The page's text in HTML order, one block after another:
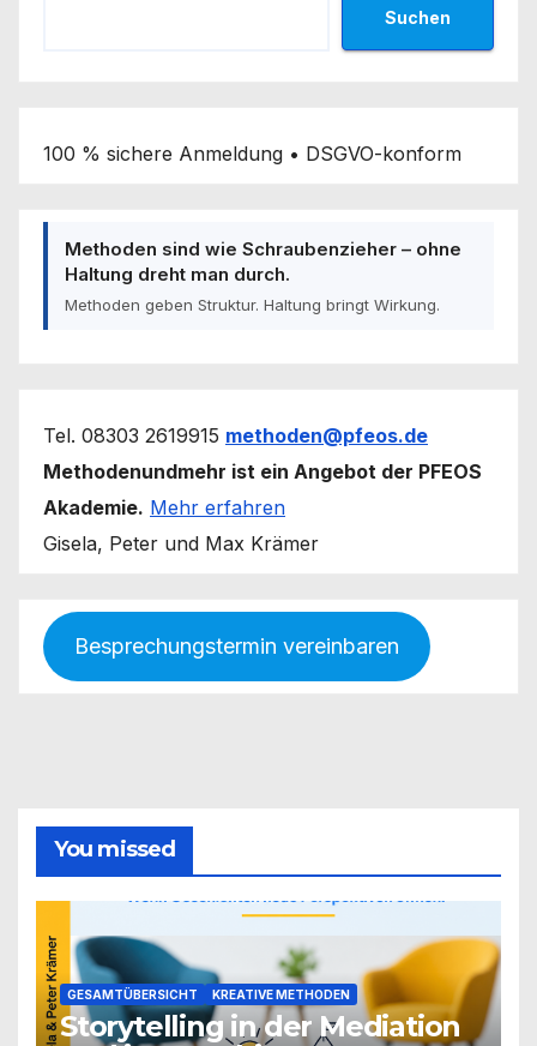
Suchen
100 % sichere Anmeldung • DSGVO-konform
Methoden sind wie Schraubenzieher – ohne
Haltung dreht man durch.
Methoden geben Struktur. Haltung bringt Wirkung.
Tel. 08303 2619915 methoden@pfeos.de
Methodenundmehr ist ein Angebot der PFEOS
Akademie. Mehr erfahren
Gisela, Peter und Max Krämer
Besprechungstermin vereinbaren
You missed
GESAMTÜBERSICHT KREATIVE METHODEN
Storytelling in der Mediation